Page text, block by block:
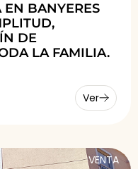
BANYERES
DE
LA FAMILIA.
Ver
VENTA